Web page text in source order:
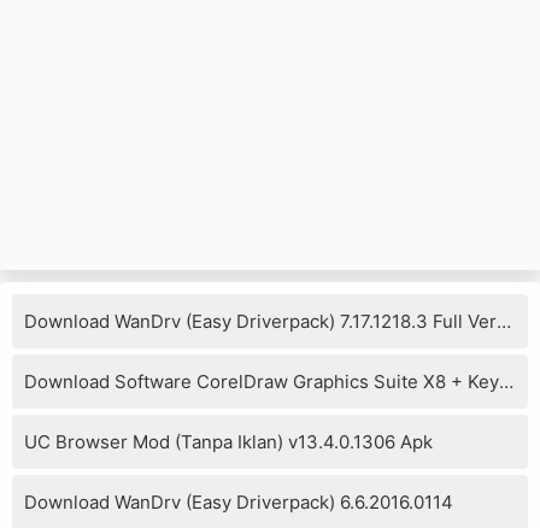
Download WanDrv (Easy Driverpack) 7.17.1218.3 Full Version
Download Software CorelDraw Graphics Suite X8 + Keygen
UC Browser Mod (Tanpa Iklan) v13.4.0.1306 Apk
Download WanDrv (Easy Driverpack) 6.6.2016.0114